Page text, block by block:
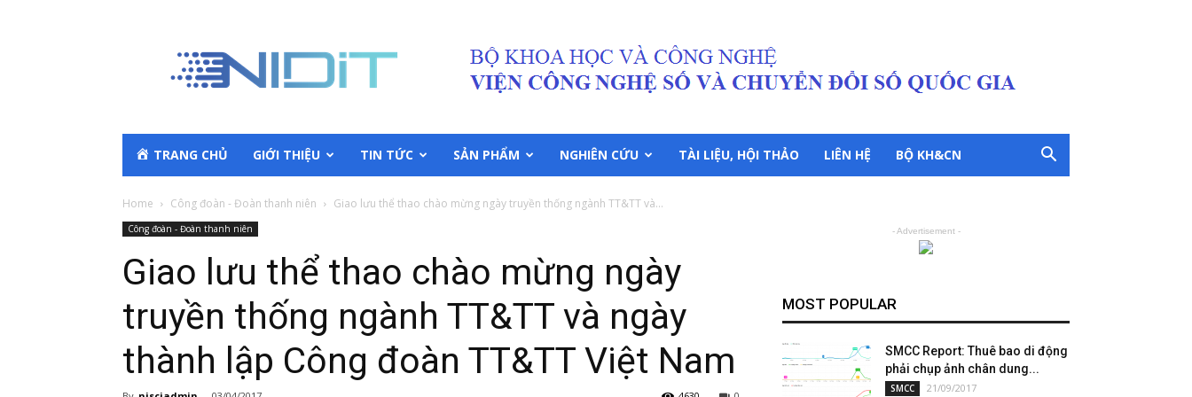
TRANG CHỦ GIỚI THIỆU TIN TỨC SẢN PHẨM NGHIÊN CỨU TÀI LIỆU, HỘI THẢO LIÊN HỆ BỘ KH&CN
Home Công đoàn - Đoàn thanh niên Giao lưu thể thao chào mừng ngày truyền thống ngành TT&TT và...
Công đoàn - Đoàn thanh niên
Giao lưu thể thao chào mừng ngày
truyền thống ngành TT&TT và ngày
thành lập Công đoàn TT&TT Việt Nam
- Advertisement -
MOST POPULAR
SMCC Report: Thuê bao di động
phải chụp ảnh chân dung...
SMCC 21/09/2017